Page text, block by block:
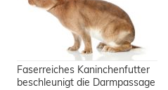
Faserreiches Kaninchenfutter
beschleunigt die Darmpassage